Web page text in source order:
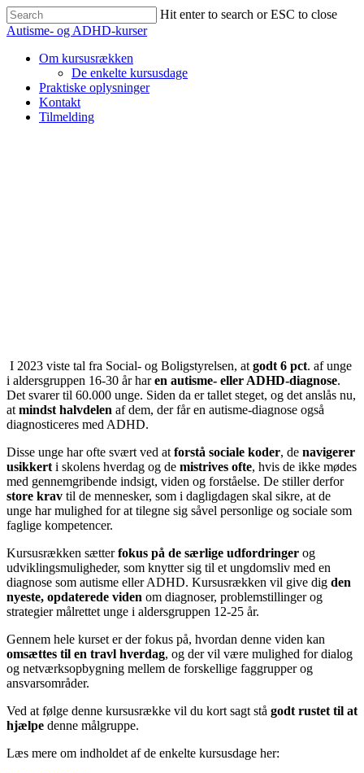
Skip
to
content
Hit enter to search or ESC to close
Close
Autisme- og ADHD-kurser
Menu
Om kursusrækken
De enkelte kursusdage
Praktiske oplysninger
Kontakt
Tilmelding
I 2023 viste tal fra Social- og Boligstyrelsen, atgodt 6 pct. af unge
i aldersgruppen 16-30 år haren autisme- eller ADHD-diagnose.
Det svarer til 60.000 unge. Siden da er tallet steget, og det anslås nu,
atmindst halvdelen af dem, der får en autisme-diagnose også
diagnosticeres med ADHD.
Disse unge har ofte svært ved atforstå sociale koder, de navigerer
usikkerti skolens hverdag og de mistrives ofte, hvis de ikke mødes
med gennemgribende indsigt, viden og forståelse. De stiller derfor
store krav til de mennesker, som i dagligdagen skal sikre, at de
unge har mulighed for at tilegne sig såvel personlige og sociale som
faglige kompetencer.
Kursusrækken sætterfokus på de særlige udfordringer og
udviklingsmuligheder, som knytter sig til et ungdomsliv med en
diagnose som autisme eller ADHD. Kursusrækken vil give dig den
nyeste, opdaterede viden om diagnoser, problemstillinger og
strategier målrettet unge i aldersgruppen 12-25 år.
Gennem hele kurset er der fokus på, hvordan denne viden kan
omsættes til en travl hverdag, og der vil være mulighed for dialog
og netværksopbygning mellem de forskellige faggrupper og
ansvarsområder.
Ved at følge denne kursusrække vil du kort sagt stå godt rustet til at
hjælpe denne målgruppe.
Læs mere om indholdet af de enkelte kursusdage her: